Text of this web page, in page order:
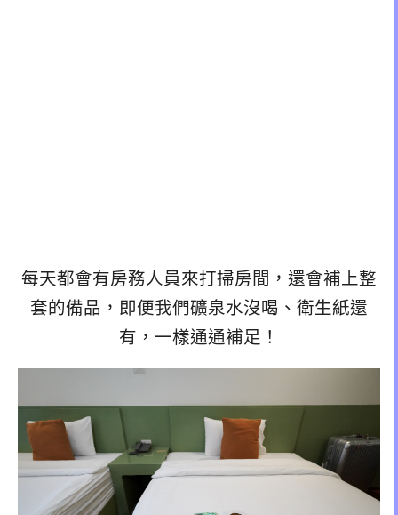
每天都會有房務人員來打掃房間，還會補上整
套的備品，即便我們礦泉水沒喝、衛生紙還
有，一樣通通補足！